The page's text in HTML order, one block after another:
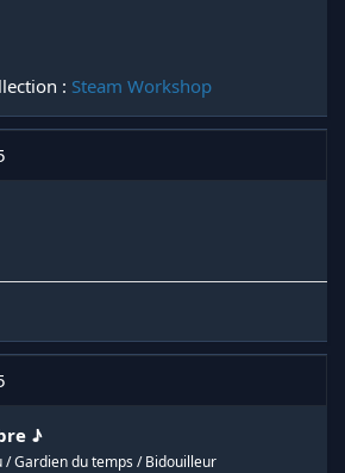
: Steam Workshop
♪
/ Gardien du temps / Bidouilleur